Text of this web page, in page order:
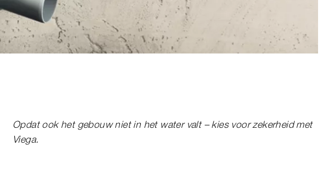
Opdat ook het gebouw niet in het water valt – kies voor zekerheid met
Viega.